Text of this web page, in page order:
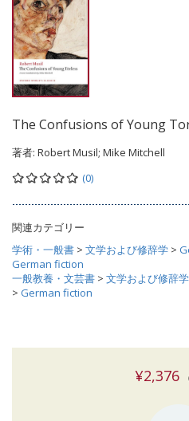
The Confusions of Young
著者: Robert Musil; Mike Mitchell
(0)
関連カテゴリー
学術・一般書 > 文学および修辞学 >
German fiction
一般教養・文芸書 > 文学および修辞学
> German fiction
¥2,376